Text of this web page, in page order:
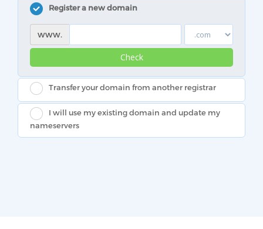
Register a new domain
www.
Check
Transfer your domain from another registrar
I will use my existing domain and update my
nameservers